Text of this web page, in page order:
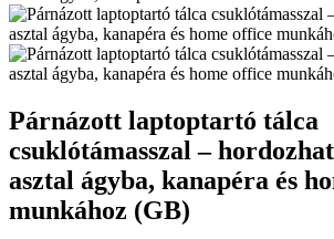
Párnázott laptoptartó tálca
csuklótámasszal –
asztal ágyba, kanapéra és
munkához (GB)